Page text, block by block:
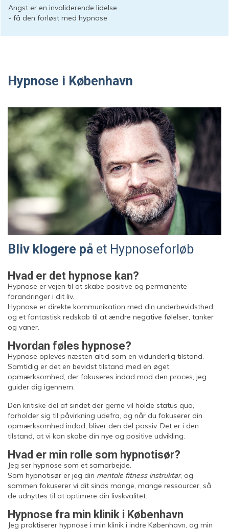
Angst er en invaliderende lidelse
- få den forløst med hypnose
Hypnose i København
Bliv klogere på et Hypnoseforløb
Hvad er det hypnose kan?
Hypnose er vejen til at skabe positive og permanente
forandringer i dit liv.
Hypnose er direkte kommunikation med din underbevidsthed,
og et fantastisk redskab til at ændre negative følelser, tanker
og vaner.
Hvordan føles hypnose?
Hypnose opleves næsten altid som en vidunderlig tilstand.
Samtidig er det en bevidst tilstand med en øget
opmærksomhed, der fokuseres indad mod den proces, jeg
guider dig igennem.
Den kritiske del af sindet der gerne vil holde status quo,
forholder sig til påvirkning udefra, og når du fokuserer din
opmærksomhed indad, bliver den del passiv. Det er i den
tilstand, at vi kan skabe din nye og positive udvikling.
Hvad er min rolle som hypnotisør?
Jeg ser hypnose som et samarbejde.
Som hypnotisør er jeg din mentale fitness instruktør, og
sammen fokuserer vi dit sinds mange, mange ressourcer, så
de udnyttes til at optimere din livskvalitet.
Hypnose fra min klinik i København
Jeg praktiserer hypnose i min klinik i indre København, og min